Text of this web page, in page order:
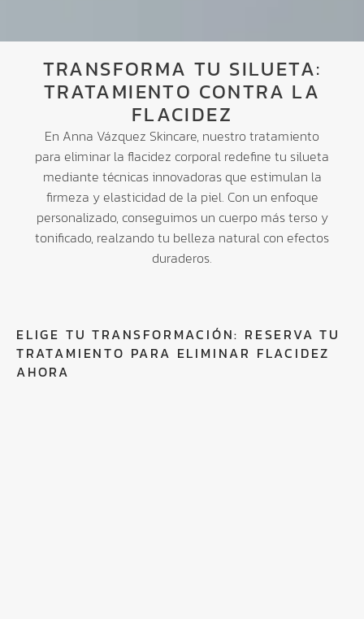
TRANSFORMA TU SILUETA:
TRATAMIENTO CONTRA LA
FLACIDEZ
En Anna Vázquez Skincare, nuestro tratamiento
para eliminar la flacidez corporal redefine tu silueta
mediante técnicas innovadoras que estimulan la
firmeza y elasticidad de la piel. Con un enfoque
personalizado, conseguimos un cuerpo más terso y
tonificado, realzando tu belleza natural con efectos
duraderos.
ELIGE TU TRANSFORMACIÓN: RESERVA TU
TRATAMIENTO PARA ELIMINAR FLACIDEZ
AHORA